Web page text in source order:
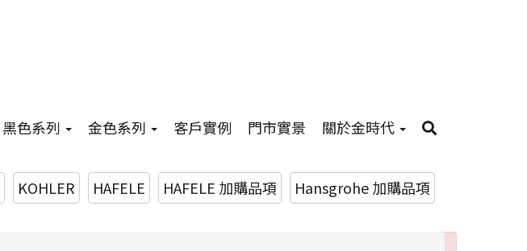
黑色系列 金色系列 客戶實例 門市實景 關於金時代
KOHLER HAFELE HAFELE 加購品項 Hansgrohe 加購品項